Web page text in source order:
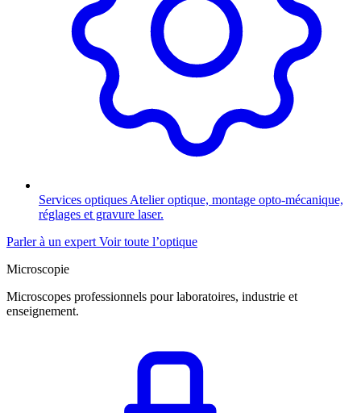
Services optiques Atelier optique, montage opto-mécanique,
réglages et gravure laser.
Parler à un expert Voir toute l’optique
Microscopie
Microscopes professionnels pour laboratoires, industrie et
enseignement.